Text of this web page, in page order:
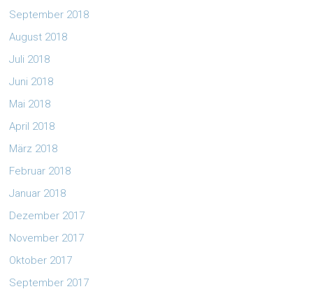
September 2018
August 2018
Juli 2018
Juni 2018
Mai 2018
April 2018
März 2018
Februar 2018
Januar 2018
Dezember 2017
November 2017
Oktober 2017
September 2017